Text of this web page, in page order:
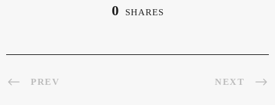
A a
0 SHARES
PREV NEXT